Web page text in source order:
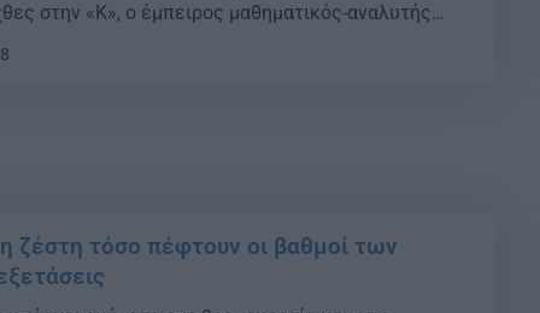
στην «Κ», ο έμπειρος μαθηματικός-αναλυτής
Το κενό έρχεται να καλύψει μια «βιομηχανία
η οποία τρέφεται από την αγωνία των
ζέστη τόσο πέφτουν οι βαθμοί των